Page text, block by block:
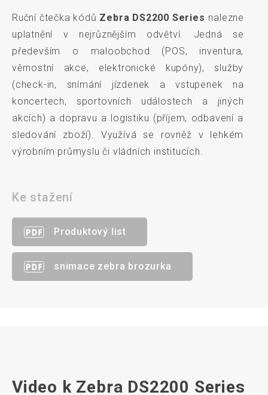
Ruční čtečka kódů Zebra DS2200 Series nalezne
uplatnění v nejrůznějším odvětví. Jedná se
především o maloobchod (POS, inventura,
věrnostní akce, elektronické kupóny), služby
(check-in, snímání jízdenek a vstupenek na
koncertech, sportovních událostech a jiných
akcích) a dopravu a logistiku (příjem, odbavení a
sledování zboží). Využívá se rovněž v lehkém
výrobním průmyslu či vládních institucích.
Ke stažení
Produktový list
snimace zebra brozurka
Video k Zebra DS2200 Series